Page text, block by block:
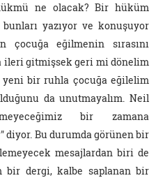
ne olacak? Bir hüküm
yazıyor ve konuşuyor
çocuğa eğilmenin sırasını
ileri gitmişsek geri mi dönelim
yeni bir ruhla çocuğa eğilelim
da unutmayalım. Neil
bir zamana
diyor. Bu durumda görünen bir
mesajlardan biri de
bir dergi, kalbe saplanan bir